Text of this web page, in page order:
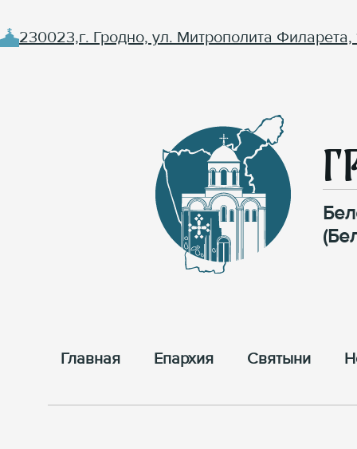
230023,г. Гродно, ул. Митрополита Филарета,
Главная Епархия Cвятыни